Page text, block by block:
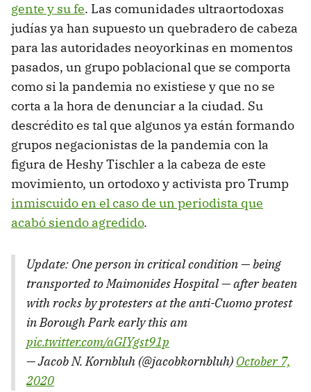
gente y su fe. Las comunidades ultraortodoxas
judías ya han supuesto un quebradero de cabeza
para las autoridades neoyorkinas en momentos
pasados, un grupo poblacional que se comporta
como si la pandemia no existiese y que no se
corta a la hora de denunciar a la ciudad. Su
descrédito es tal que algunos ya están formando
grupos negacionistas de la pandemia con la
figura de Heshy Tischler a la cabeza de este
movimiento, un ortodoxo y activista pro Trump
inmiscuido en el caso de un periodista que
acabó siendo agredido.
Update: One person in critical condition — being
transported to Maimonides Hospital — after beaten
with rocks by protesters at the anti-Cuomo protest
in Borough Park early this am
pic.twitter.com/aGIYgst91p
— Jacob N. Kornbluh (@jacobkornbluh) October 7,
2020